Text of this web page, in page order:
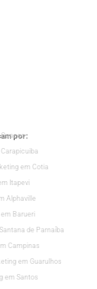
por:
em Cotia
Itapevi
Alphaville
Barueri
de Parnaíba
Campinas
em Guarulhos
em Santos